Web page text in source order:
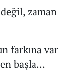
zaman
farkına var
başla…